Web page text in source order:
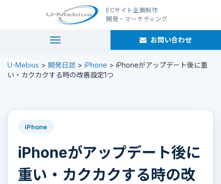
ECサイト企画制作
開発・マーケティング
navigation お問い合わせ
U-Mebius > 開発日誌 > iPhone > iPhoneがアップデート後に重
い・カクカクする時の改善設定1つ
iPhone
iPhoneがアップデート後に
重い・カクカクする時の改